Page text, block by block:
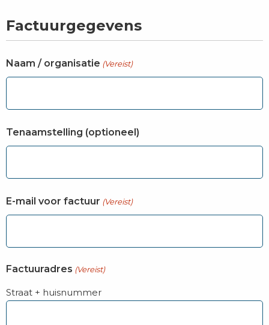
Factuurgegevens
Naam / organisatie (Vereist)
Tenaamstelling (optioneel)
E-mail voor factuur (Vereist)
Factuuradres (Vereist)
Straat + huisnummer